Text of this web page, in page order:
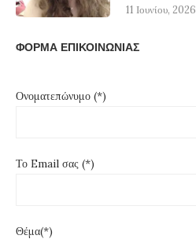
11 Ιουνίου, 2026
ΦΟΡΜΑ ΕΠΙΚΟΙΝΩΝΙΑΣ
Ονοματεπώνυμο (*)
Το Email σας (*)
Θέμα(*)